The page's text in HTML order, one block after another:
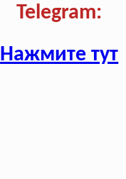
Telegram:
Нажмите тут